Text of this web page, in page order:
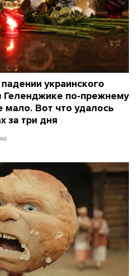
украинского
Геленджике по-прежнему
мало. Вот что удалось
за три дня